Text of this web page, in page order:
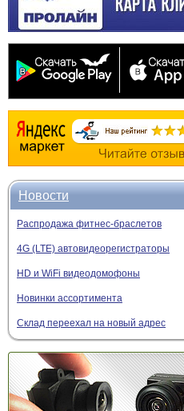
Новости
Распродажа фитнес-браслетов
4G (LTE) автовидеорегистраторы
HD и WiFi видеодомофоны
Новинки ассортимента
Склад переехал на новый адрес